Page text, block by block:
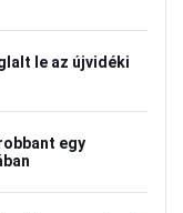
le az újvidéki
egy